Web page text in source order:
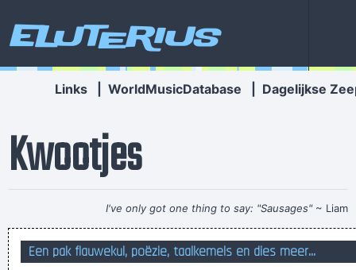
Eluterius
Links WorldMusicDatabase Dagelijkse
Kwootjes
I've only got one thing to say: "Sausages"~ Liam
GallagherWhen accepting a Brit Award in 1996...
Hij was ook einde contract in Brugge. In totaal speelde hij 103
Een pak flauwekul, poëzie, taalkemels en dies meer...